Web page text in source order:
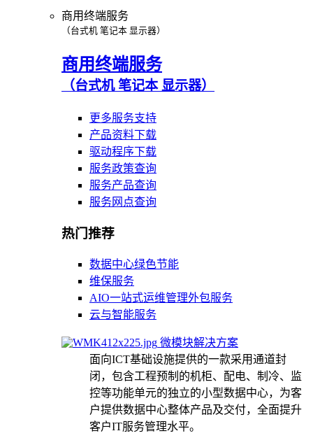
商用终端服务
（台式机 笔记本 显示器）
商用终端服务
（台式机 笔记本 显示器）
更多服务支持
产品资料下载
驱动程序下载
服务政策查询
服务产品查询
服务网点查询
热门推荐
数据中心绿色节能
维保服务
AIO一站式运维管理外包服务
云与智能服务
微模块解决方案
面向ICT基础设施提供的一款采用通道封
闭，包含工程预制的机柜、配电、制冷、监
控等功能单元的独立的小型数据中心，为客
户提供数据中心整体产品及交付，全面提升
客户IT服务管理水平。